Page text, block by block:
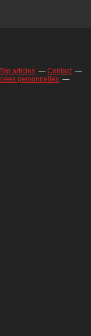
articles
Contact
personnelles